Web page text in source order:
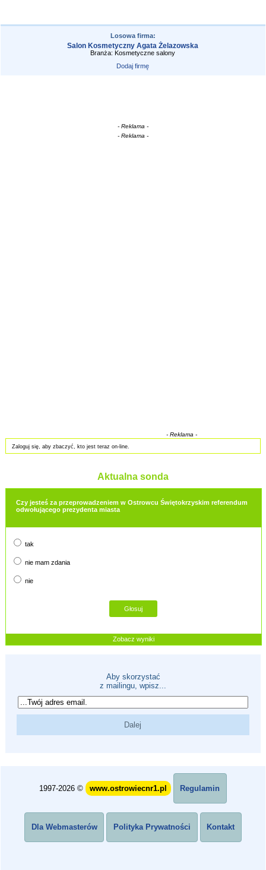
Losowa firma:
Salon Kosmetyczny Agata Żelazowska
Branża: Kosmetyczne salony
Dodaj firmę
- Reklama -
- Reklama -
- Reklama -
Zaloguj się, aby zbaczyć, kto jest teraz on-line.
Aktualna sonda
Czy jesteś za przeprowadzeniem w Ostrowcu Świętokrzyskim referendum
odwołującego prezydenta miasta
tak
nie mam zdania
nie
Zobacz wyniki
Aby skorzystać
z mailingu, wpisz...
1997-2026 © www.ostrowiecnr1.pl Regulamin
Dla Webmasterów Polityka Prywatności Kontakt